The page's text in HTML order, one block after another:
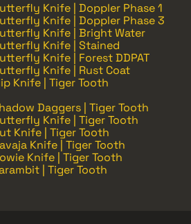
Knife | Doppler Phase 1
Knife | Doppler Phase 3
Knife | Bright Water
Knife | Stained
Knife | Forest DDPAT
Knife | Rust Coat
Knife | Tiger Tooth
Daggers | Tiger Tooth
Knife | Tiger Tooth
Knife | Tiger Tooth
Knife | Tiger Tooth
Knife | Tiger Tooth
| Tiger Tooth